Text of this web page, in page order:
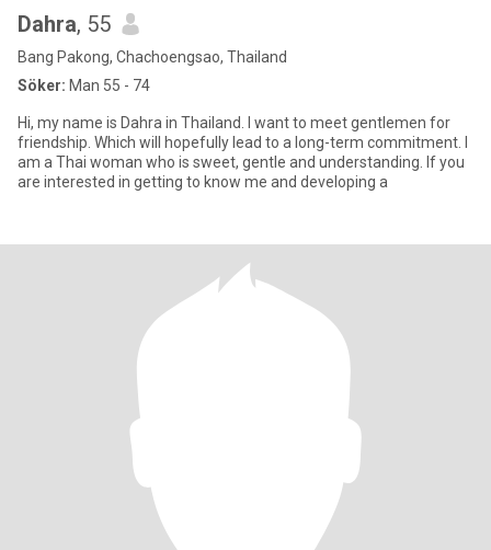
Dahra, 55
Bang Pakong, Chachoengsao, Thailand
Söker: Man 55 - 74
Hi, my name is Dahra in Thailand. I want to meet gentlemen for
friendship. Which will hopefully lead to a long-term commitment. I
am a Thai woman who is sweet, gentle and understanding. If you
are interested in getting to know me and developing a